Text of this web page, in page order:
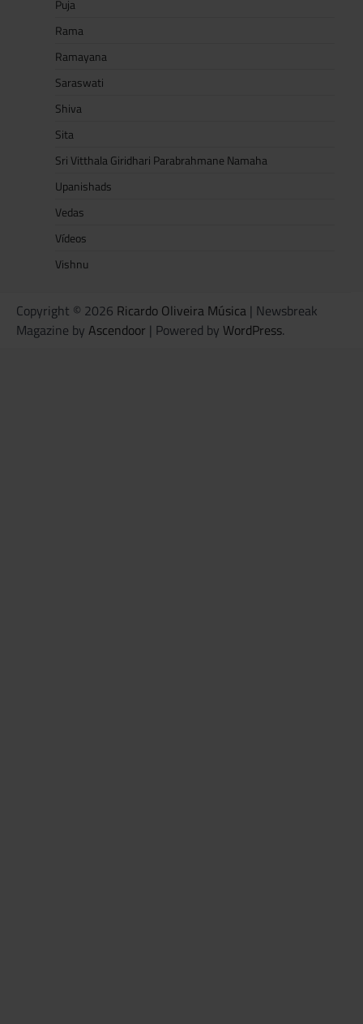
Puja
Rama
Ramayana
Saraswati
Shiva
Sita
Sri Vitthala Giridhari Parabrahmane Namaha
Upanishads
Vedas
Vídeos
Vishnu
Copyright © 2026 Ricardo Oliveira Música | Newsbreak
Magazine by Ascendoor | Powered by WordPress.